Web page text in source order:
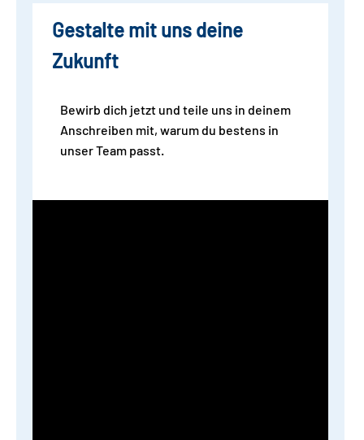
Gestalte mit uns deine
Zukunft
Bewirb dich jetzt und teile uns in deinem
Anschreiben mit, warum du bestens in
unser Team passt.